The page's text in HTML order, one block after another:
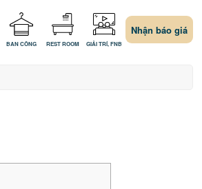
BAN CÔNG REST ROOM GIẢI TRÍ, FNB
Nhận báo giá